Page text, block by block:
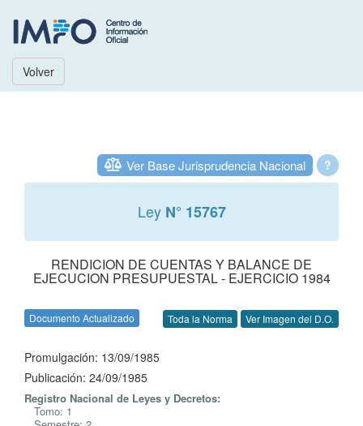
Volver
?
Ver Base Jurisprudencia Nacional
Ley N° 15767
RENDICION DE CUENTAS Y BALANCE DE
EJECUCION PRESUPUESTAL - EJERCICIO 1984
Documento Actualizado Toda la Norma Ver Imagen del D.O.
Promulgación: 13/09/1985
Publicación: 24/09/1985
Registro Nacional de Leyes y Decretos:
Tomo: 1